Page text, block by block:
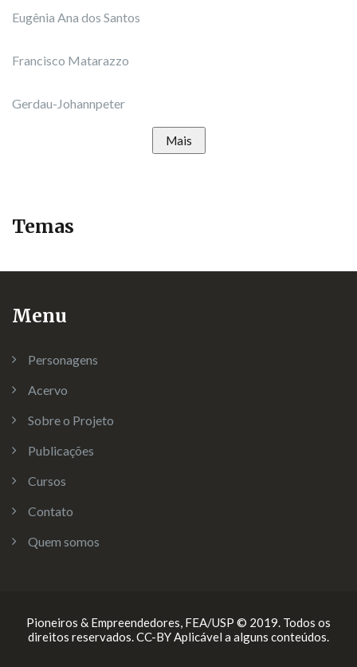
Eugênia Ana dos Santos
Francisco Matarazzo
Gerdau-Johannpeter
Mais
Temas
Menu
Personagens
Acervo
Sobre o Projeto
Publicações
Cursos
Contato
Quem somos
Pioneiros & Empreendedores, FEA/USP © 2019. Todos os
direitos reservados. CC-BY Aplicável a alguns conteúdos.